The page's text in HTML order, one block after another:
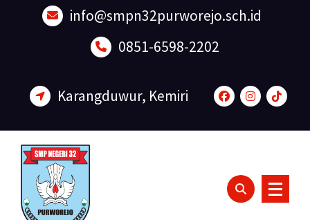
info@smpn32purworejo.sch.id
0851-6598-2202
Karangduwur, Kemiri